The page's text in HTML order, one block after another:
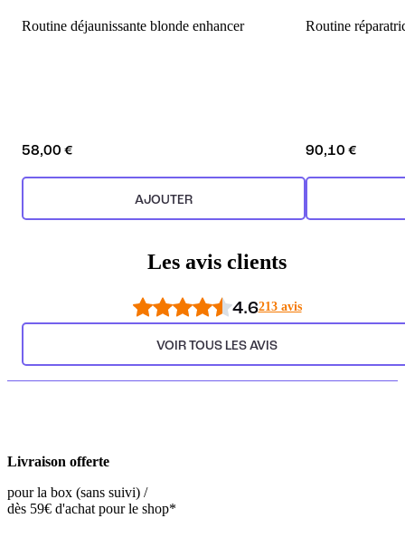
Routine déjaunissante blonde enhancer
58,00 €
AJOUTER
Routine
90,10 €
Les avis clients
4.6213 avis
VOIR TOUS LES AVIS
Livraison offerte
pour la box (sans suivi) /
dès 59€ d'achat pour le shop*